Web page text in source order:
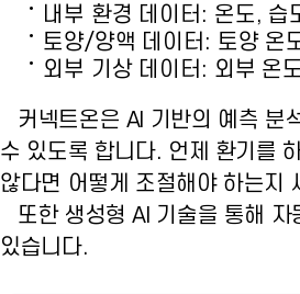
내부 환경 데이터: 온도, 습
토양/양액 데이터: 토양 온
외부 기상 데이터: 외부 온
커넥트온은 AI 기반의 예측 분
수 있도록 합니다. 언제 환기를
않다면 어떻게 조절해야 하는지
또한 생성형 AI 기술을 통해
있습니다.